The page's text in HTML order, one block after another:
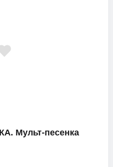
Мульт-песенка